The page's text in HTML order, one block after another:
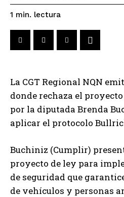
1 min. lectura
La CGT Regional NQN
donde rechaza el
por la diputada Brenda
aplicar el protocolo
Buchiniz (Cumplir)
proyecto de ley para
de seguridad que
de vehículos y personas